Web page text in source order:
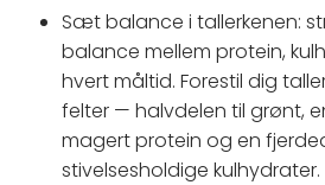
Sæt balance i tallerkenen:
balance mellem protein,
hvert måltid. Forestil dig
felter — halvdelen til grønt,
magert protein og en
stivelsesholdige kulhydrater.